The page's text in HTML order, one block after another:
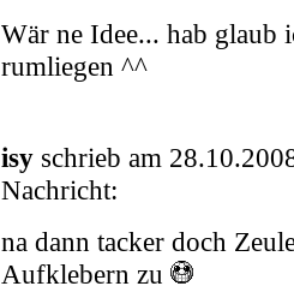
Wär ne Idee... hab glaub
rumliegen ^^
isy schrieb am
Nachricht:
na dann tacker doch
Aufklebern zu